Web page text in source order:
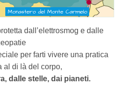
dall’elettrosmog e dalle
per farti vivere una pratica
al di là del corpo,
dalle stelle, dai pianeti.